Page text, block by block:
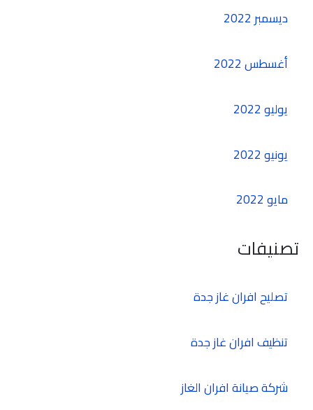
ديسمبر 2022
أغسطس 2022
يوليو 2022
يونيو 2022
مايو 2022
تصنيفات
تصليح افران غاز جدة
تنظيف افران غاز جدة
شركة صيانة افران الغاز